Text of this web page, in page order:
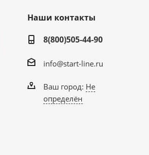
Наши контакты
8(800)505-44-90
info@start-line.ru
Ваш город: Не
определён